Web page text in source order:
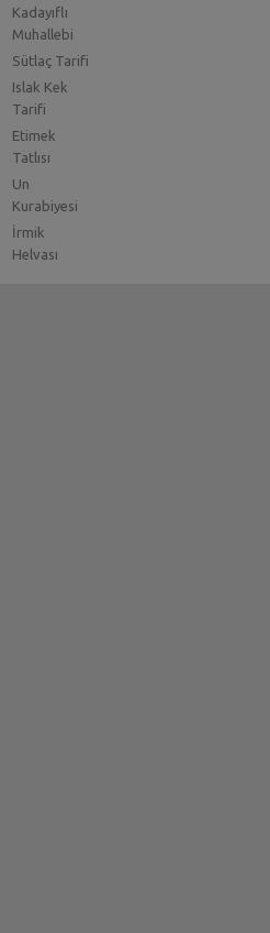
Kadayıflı
Muhallebi
Sütlaç Tarifi
Islak Kek
Tarifi
Etimek
Tatlısı
Un
Kurabiyesi
İrmik
Helvası